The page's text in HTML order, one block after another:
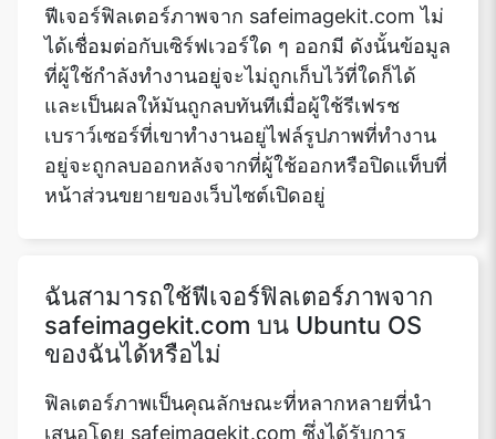
ฟีเจอร์ฟิลเตอร์ภาพจาก safeimagekit.com ไม่
ได้เชื่อมต่อกับเซิร์ฟเวอร์ใด ๆ ออกมี ดังนั้นข้อมูล
ที่ผู้ใช้กำลังทำงานอยู่จะไม่ถูกเก็บไว้ที่ใดก็ได้
และเป็นผลให้มันถูกลบทันทีเมื่อผู้ใช้รีเฟรช
เบราว์เซอร์ที่เขาทำงานอยู่ไฟล์รูปภาพที่ทำงาน
อยู่จะถูกลบออกหลังจากที่ผู้ใช้ออกหรือปิดแท็บที่
หน้าส่วนขยายของเว็บไซต์เปิดอยู่
ฉันสามารถใช้ฟีเจอร์ฟิลเตอร์ภาพจาก
safeimagekit.com บน Ubuntu OS
ของฉันได้หรือไม่
ฟิลเตอร์ภาพเป็นคุณลักษณะที่หลากหลายที่นำ
เสนอโดย safeimagekit.com ซึ่งได้รับการ